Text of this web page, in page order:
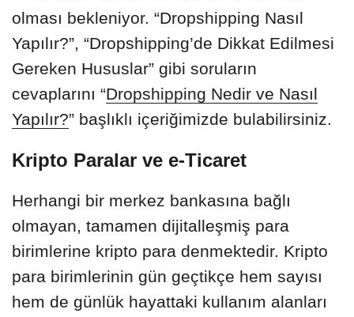
olması bekleniyor. “Dropshipping Nasıl
Yapılır?”, “Dropshipping’de Dikkat Edilmesi
Gereken Hususlar” gibi soruların
cevaplarını “Dropshipping Nedir ve Nasıl
Yapılır?” başlıklı içeriğimizde bulabilirsiniz.
Kripto Paralar ve e-Ticaret
Herhangi bir merkez bankasına bağlı
olmayan, tamamen dijitalleşmiş para
birimlerine kripto para denmektedir. Kripto
para birimlerinin gün geçtikçe hem sayısı
hem de günlük hayattaki kullanım alanları